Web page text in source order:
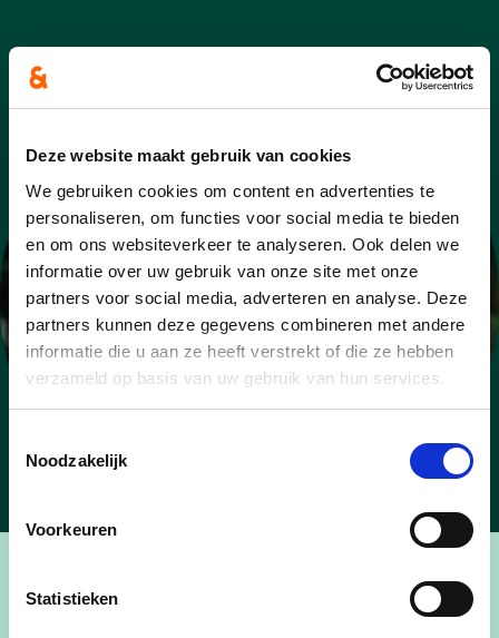
Deze website maakt gebruik van cookies
We gebruiken cookies om content en advertenties te
personaliseren, om functies voor social media te bieden
en om ons websiteverkeer te analyseren. Ook delen we
informatie over uw gebruik van onze site met onze
partners voor social media, adverteren en analyse. Deze
partners kunnen deze gegevens combineren met andere
informatie die u aan ze heeft verstrekt of die ze hebben
verzameld op basis van uw gebruik van hun services.
Noodzakelijk
Voorkeuren
Statistieken